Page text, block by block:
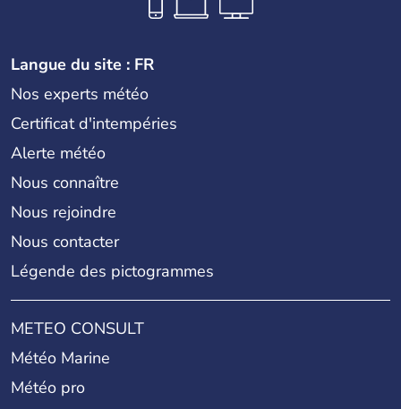
Langue du site : FR
Nos experts météo
Certificat d'intempéries
Alerte météo
Nous connaître
Nous rejoindre
Nous contacter
Légende des pictogrammes
METEO CONSULT
Météo Marine
Météo pro